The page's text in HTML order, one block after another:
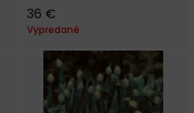
autorského skla Radua crystal.
36 €
Vypredané